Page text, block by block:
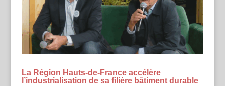
La Région Hauts-de-France accélère
l’industrialisation de sa filière bâtiment durable